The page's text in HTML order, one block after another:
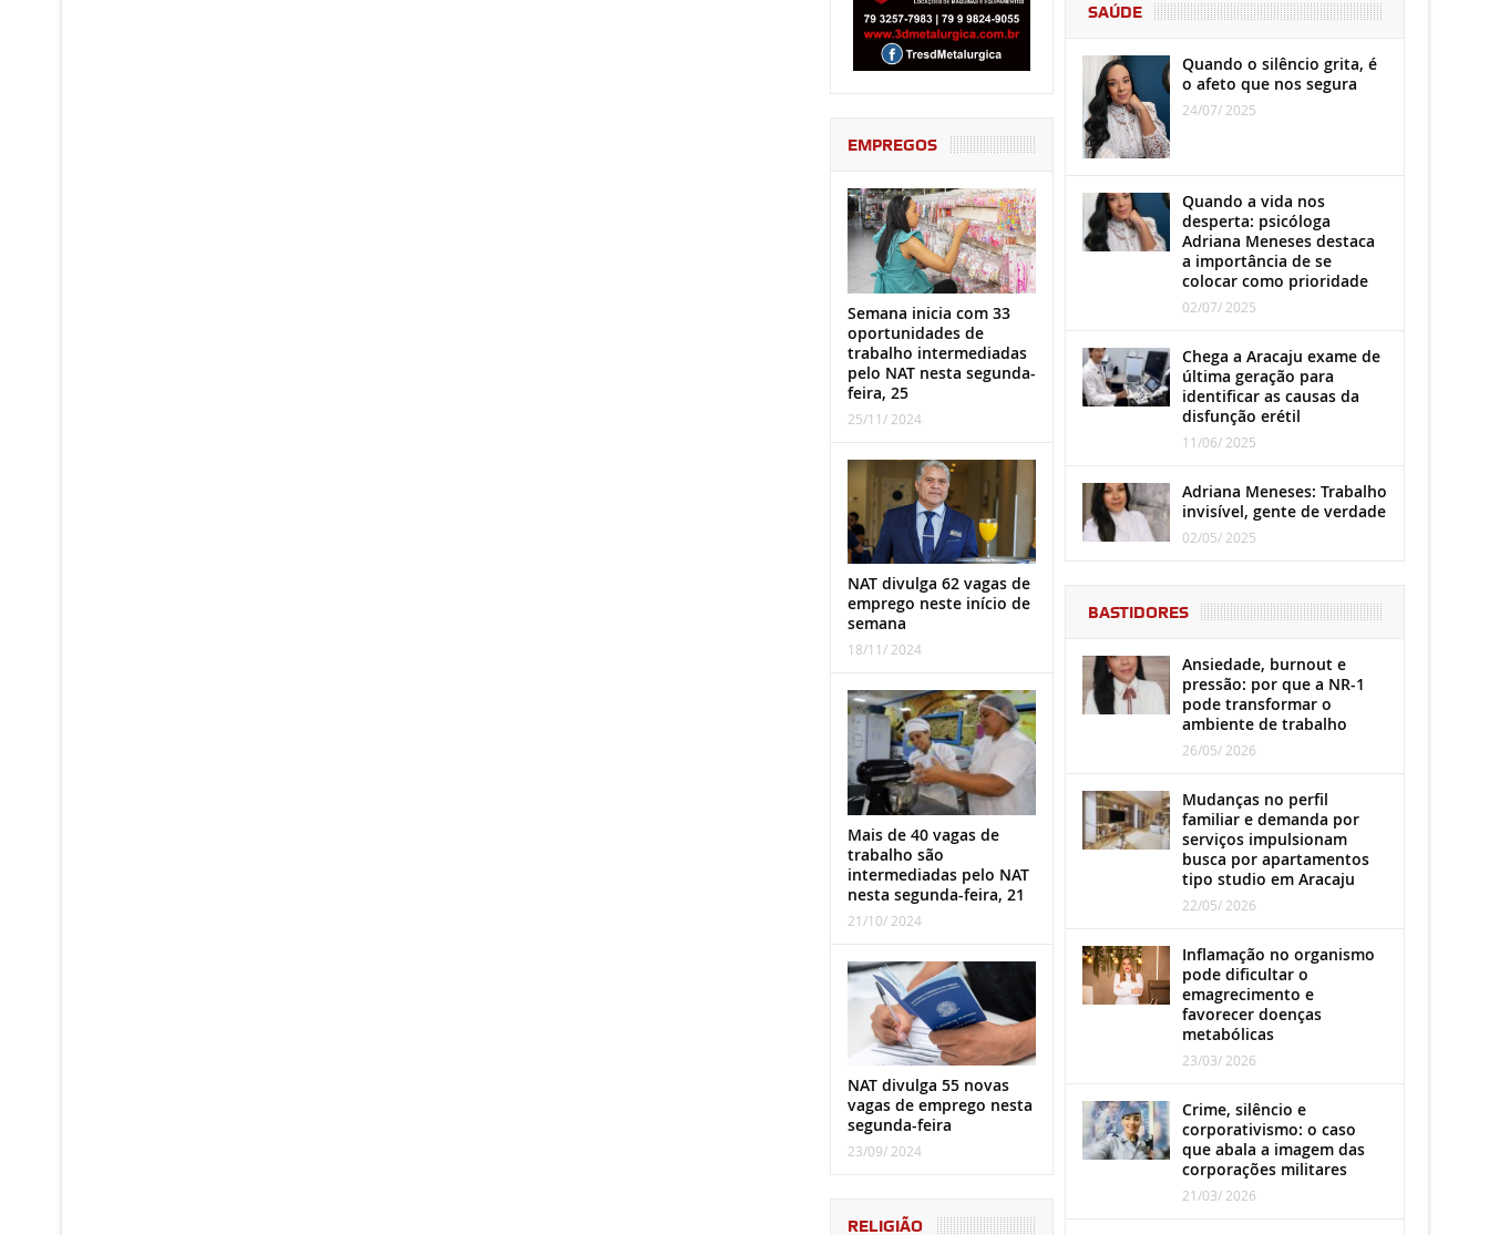
EMPREGOS
Semana inicia com 33
oportunidades de
trabalho intermediadas
pelo NAT nesta segunda-
feira, 25
25/11/ 2024
NAT divulga 62 vagas de
emprego neste início de
semana
18/11/ 2024
Mais de 40 vagas de
trabalho são
intermediadas pelo NAT
nesta segunda-feira, 21
21/10/ 2024
NAT divulga 55 novas
vagas de emprego nesta
segunda-feira
23/09/ 2024
RELIGIÃO
SAÚDE
Quando o silêncio grita, é
o afeto que nos segura
24/07/ 2025
Quando a vida nos
desperta: psicóloga
Adriana Meneses destaca
a importância de se
colocar como prioridade
02/07/ 2025
Chega a Aracaju exame de
última geração para
identificar as causas da
disfunção erétil
11/06/ 2025
Adriana Meneses: Trabalho
invisível, gente de verdade
02/05/ 2025
BASTIDORES
Ansiedade, burnout e
pressão: por que a NR-1
pode transformar o
ambiente de trabalho
26/05/ 2026
Mudanças no perfil
familiar e demanda por
serviços impulsionam
busca por apartamentos
tipo studio em Aracaju
22/05/ 2026
Inflamação no organismo
pode dificultar o
emagrecimento e
favorecer doenças
metabólicas
23/03/ 2026
Crime, silêncio e
corporativismo: o caso
que abala a imagem das
corporações militares
21/03/ 2026